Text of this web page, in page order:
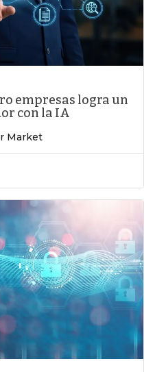
empresas logra un
con la IA
Market